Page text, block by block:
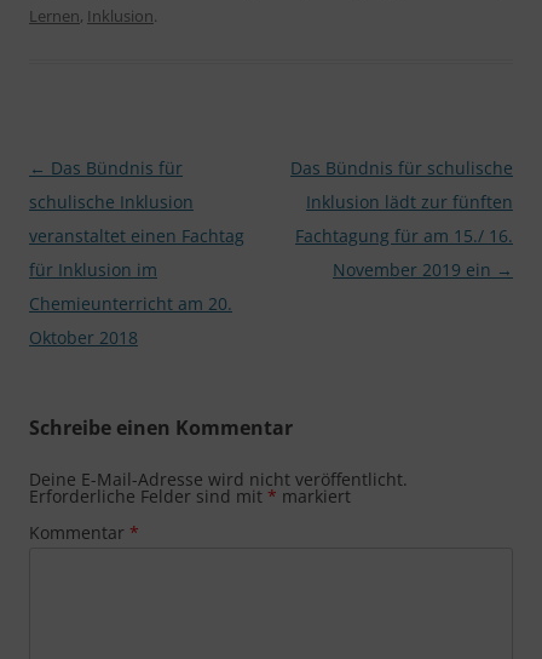
Lernen, Inklusion.
Beitragsnavigation
← Das Bündnis für
schulische Inklusion
veranstaltet einen Fachtag
für Inklusion im
Chemieunterricht am 20.
Oktober 2018
Das Bündnis für schulische
Inklusion lädt zur fünften
Fachtagung für am 15./ 16.
November 2019 ein →
Schreibe einen Kommentar
Deine E-Mail-Adresse wird nicht veröffentlicht.
Erforderliche Felder sind mit * markiert
Kommentar *